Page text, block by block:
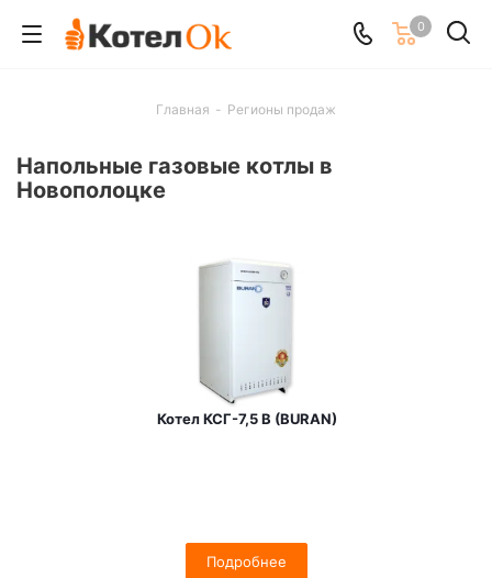
0
Главная - Регионы продаж
Напольные газовые котлы в
Новополоцке
Котел КСГ-7,5 В (BURAN)
Подробнее